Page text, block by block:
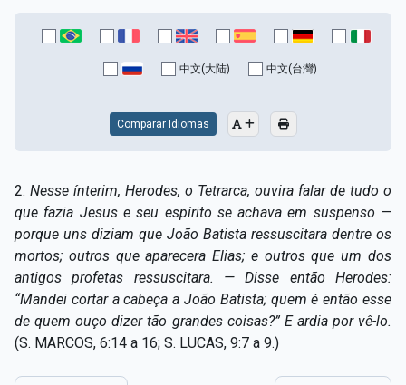
Capítulo XV — Fora da caridade não há salvação
Capítulo XVI — Não se pode servir a Deus e a
Capítulo XVII — Sede perfeitos
escolhidos
▸
Capítulo XIX — A fé transporta montanhas ▸
Capítulo XX — Os trabalhadores da última hora ▸
Capítulo XXI — Haverá falsos cristos e falsos
profetas
▸
中文(大陆) 中文(台灣)
Comparar Idiomas
2. Nesse ínterim, Herodes, o Tetrarca, ouvira falar de tudo o
que fazia Jesus e seu espírito se achava em suspenso —
porque uns diziam que João Batista ressuscitara dentre os
mortos; outros que aparecera Elias; e outros que um dos
antigos profetas ressuscitara. — Disse então Herodes:
“Mandei cortar a cabeça a João Batista; quem é então esse
de quem ouço dizer tão grandes coisas?” E ardia por vê-lo.
(S. MARCOS, 6:14 a 16; S. LUCAS, 9:7 a 9.)